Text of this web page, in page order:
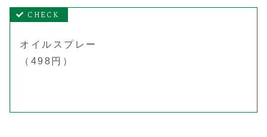
オイルスプレー
（498円）